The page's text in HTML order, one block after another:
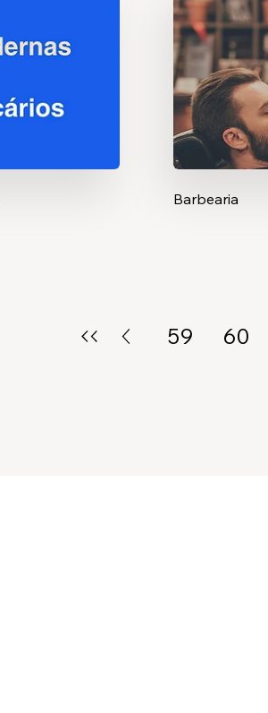
Barbearia
59 60